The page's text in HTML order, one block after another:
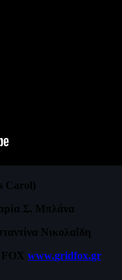
Carol)
Σ. Μπλάνα
Νικολαΐδη
FOX www.gridfox.gr